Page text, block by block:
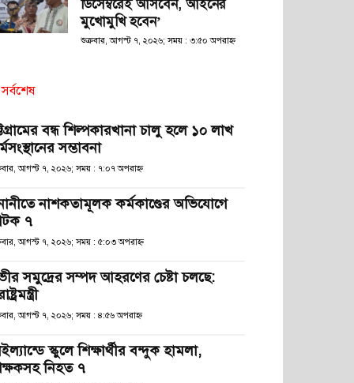
ডিসেম্বরেই আসবেন, আইনের
মুখোমুখি হবেন’
শুক্রবার, আগস্ট ৭, ২০২৬; সময় : ৩:৫০ অপরাহ্ণ
সর্বশেষ
বন্ধ শিল্পকারখানা চালু হলে ১০ লাখ
সম্ভাবনা
আগস্ট ৭, ২০২৬; সময় : ৭:০৭ অপরাহ্ণ
নাশকতামূলক কর্মকাণ্ডের অভিযোগে
৭
আগস্ট ৭, ২০২৬; সময় : ৫:০৩ অপরাহ্ণ
সমুদ্রের সম্পদ আহরণের চেষ্টা চলছে:
আগস্ট ৭, ২০২৬; সময় : ৪:৫৬ অপরাহ্ণ
স্কুলে শিক্ষার্থীর বন্দুক হামলা,
নিহত ৭